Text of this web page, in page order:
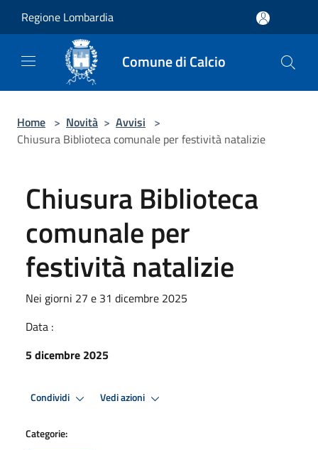
Regione Lombardia
Comune di Calcio
Home > Novità > Avvisi >
Chiusura Biblioteca comunale per festività natalizie
Chiusura Biblioteca
comunale per
festività natalizie
Nei giorni 27 e 31 dicembre 2025
Data :
5 dicembre 2025
Condividi Vedi azioni
Categorie: